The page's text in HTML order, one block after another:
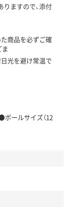
りますので、添付
商品を必ずご確
ま
光を避け常温で
ボールサイズ（12